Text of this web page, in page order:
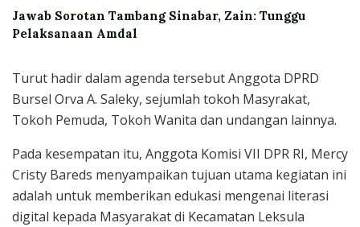
Jawab Sorotan Tambang Sinabar, Zain: Tunggu
Pelaksanaan Amdal
Turut hadir dalam agenda tersebut Anggota DPRD
Bursel Orva A. Saleky, sejumlah tokoh Masyrakat,
Tokoh Pemuda, Tokoh Wanita dan undangan lainnya.
Pada kesempatan itu, Anggota Komisi VII DPR RI, Mercy
Cristy Bareds menyampaikan tujuan utama kegiatan ini
adalah untuk memberikan edukasi mengenai literasi
digital kepada Masyarakat di Kecamatan Leksula